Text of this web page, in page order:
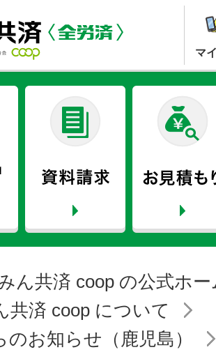
マ
ん共済 coop の公式ホ
共済 coop について
のお知らせ（鹿児島）